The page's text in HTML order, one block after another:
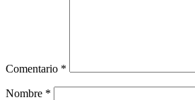
Comentario *
Nombre *